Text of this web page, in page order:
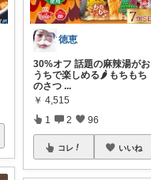
徳恵
30%オフ 話題の麻辣湯がお
うちで楽しめる🌶️ もちもち
のさつ ...
￥ 4,515
1 2 96
コレ いいね